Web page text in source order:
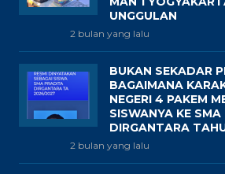
UNGGULAN
2 bulan yang lalu
BUKAN SEKADAR
BAGAIMANA
NEGERI 4 PAKEM
SISWANYA KE
DIRGANTARA
2 bulan yang lalu